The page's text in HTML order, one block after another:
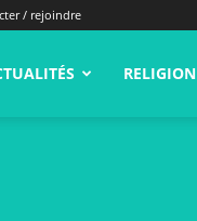
/ rejoindre
RELIGION